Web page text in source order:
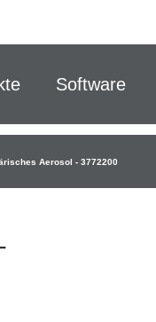
Software
Aerosol - 3772200